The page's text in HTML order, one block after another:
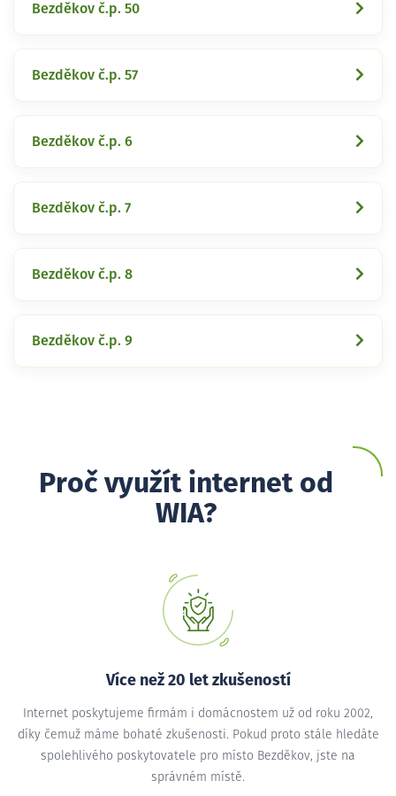
Bezděkov č.p. 50
Bezděkov č.p. 57
Bezděkov č.p. 6
Bezděkov č.p. 7
Bezděkov č.p. 8
Bezděkov č.p. 9
Proč využít internet od
WIA?
Více než 20 let zkušeností
Internet poskytujeme firmám i domácnostem už od roku 2002,
díky čemuž máme bohaté zkušenosti. Pokud proto stále hledáte
spolehlivého poskytovatele pro místo Bezděkov, jste na
správném místě.